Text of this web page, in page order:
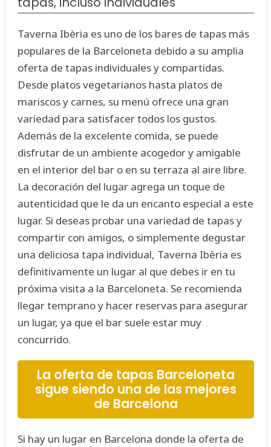
Taverna Ibèria es uno de los bares de tapas más
populares de la Barceloneta debido a su amplia
oferta de tapas individuales y compartidas.
Desde platos vegetarianos hasta platos de
mariscos y carnes, su menú ofrece una gran
variedad para satisfacer todos los gustos.
Además de la excelente comida, se puede
disfrutar de un ambiente acogedor y amigable
en el interior del bar o en su terraza al aire libre.
La decoración del lugar agrega un toque de
autenticidad que le da un encanto especial a este
lugar. Si deseas probar una variedad de tapas y
compartir con amigos, o simplemente degustar
una deliciosa tapa individual, Taverna Ibèria es
definitivamente un lugar al que debes ir en tu
próxima visita a la Barceloneta. Se recomienda
llegar temprano y hacer reservas para asegurar
un lugar, ya que el bar suele estar muy
concurrido.
La oferta de tapas Barceloneta
sigue siendo una de las mejores
de Barcelona
Si hay un lugar en Barcelona donde la oferta de